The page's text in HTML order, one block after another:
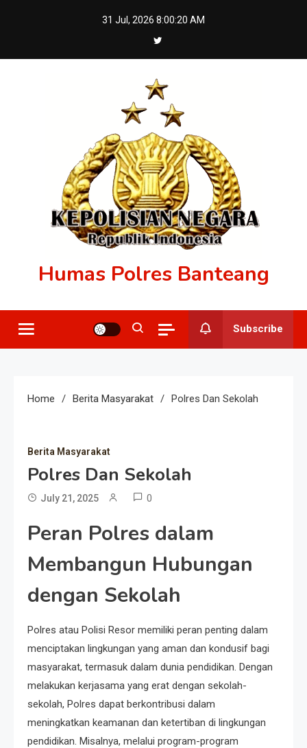
31 Jul, 2026 8:00:20 AM
Humas Polres Banteang
Subscribe
Home Berita Masyarakat Polres Dan Sekolah
Berita Masyarakat
Polres Dan Sekolah
July 21, 2025 0
Peran Polres dalam
Membangun Hubungan
dengan Sekolah
Polres atau Polisi Resor memiliki peran penting dalam
menciptakan lingkungan yang aman dan kondusif bagi
masyarakat, termasuk dalam dunia pendidikan. Dengan
melakukan kerjasama yang erat dengan sekolah-
sekolah, Polres dapat berkontribusi dalam
meningkatkan keamanan dan ketertiban di lingkungan
pendidikan. Misalnya, melalui program-program